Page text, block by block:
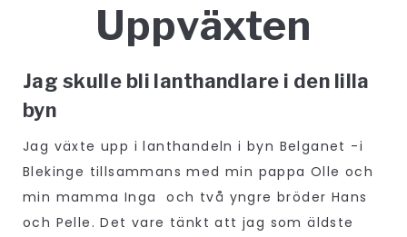
Uppväxten
Jag skulle bli lanthandlare i den lilla
byn
Jag växte upp i lanthandeln i byn Belganet -i
Blekinge tillsammans med min pappa Olle och
min mamma Inga och två yngre bröder Hans
och Pelle. Det vare tänkt att jag som äldste